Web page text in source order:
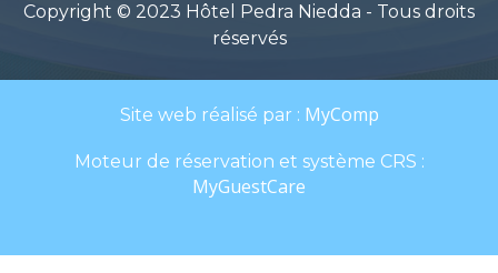
Copyright © 2023 Hôtel Pedra Niedda - Tous droits
réservés
Site web réalisé par : MyComp
Moteur de réservation et système CRS :
MyGuestCare